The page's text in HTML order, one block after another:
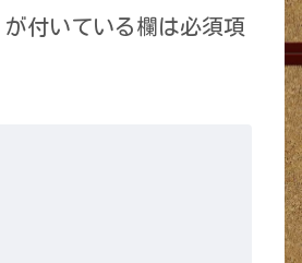
が付いている欄は必須項